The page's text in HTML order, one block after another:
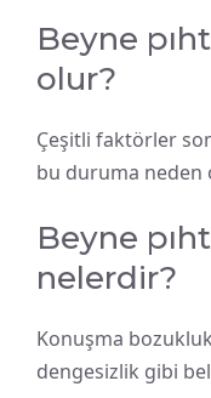
Beyne
olur?
Çeşitli faktörler
bu duruma neden
Beyne
nelerdir?
Konuşma
dengesizlik gibi